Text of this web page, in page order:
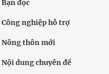
Bạn đọc
Công nghiệp hỗ trợ
Nông thôn mới
Nội dung chuyên đề